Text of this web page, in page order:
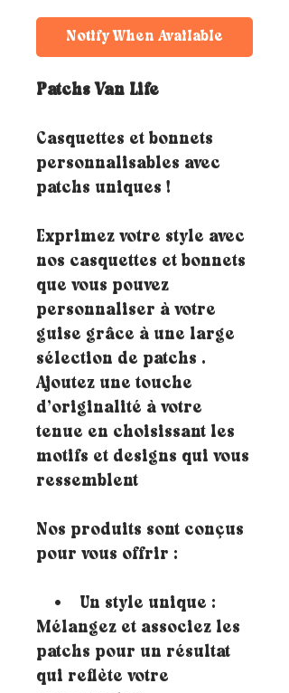
Notify When Available
Patchs Van Life
Casquettes et bonnets
personnalisables avec
patchs uniques !
Exprimez votre style avec
nos casquettes et bonnets
que vous pouvez
personnaliser à votre
guise grâce à une large
sélection de patchs .
Ajoutez une touche
d’originalité à votre
tenue en choisissant les
motifs et designs qui vous
ressemblent
Nos produits sont conçus
pour vous offrir :
• Un style unique :
Mélangez et associez les
patchs pour un résultat
qui reflète votre